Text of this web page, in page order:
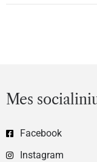
Mes
Facebook
Instagram